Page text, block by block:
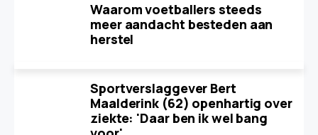
Waarom voetballers steeds
meer aandacht besteden aan
herstel
Sportverslaggever Bert
Maalderink (62) openhartig over
ziekte: 'Daar ben ik wel bang